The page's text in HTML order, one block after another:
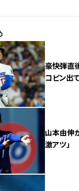
豪快弾直
コピン出
山本由伸
激アツ」